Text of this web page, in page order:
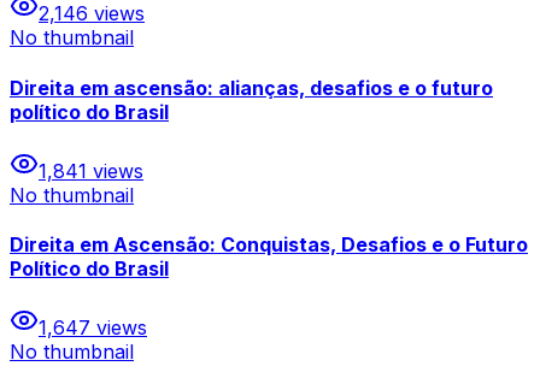
2,146 views
No thumbnail
Direita em ascensão: alianças, desafios e o futuro
político do Brasil
1,841 views
No thumbnail
Direita em Ascensão: Conquistas, Desafios e o Futuro
Político do Brasil
1,647 views
No thumbnail